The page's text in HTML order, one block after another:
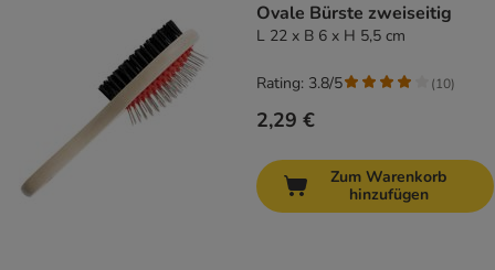
Ovale Bürste zweiseitig
L 22 x B 6 x H 5,5 cm
2,29 €
Rating: 3.8/5 (10)
Zum Warenkorb
hinzufügen